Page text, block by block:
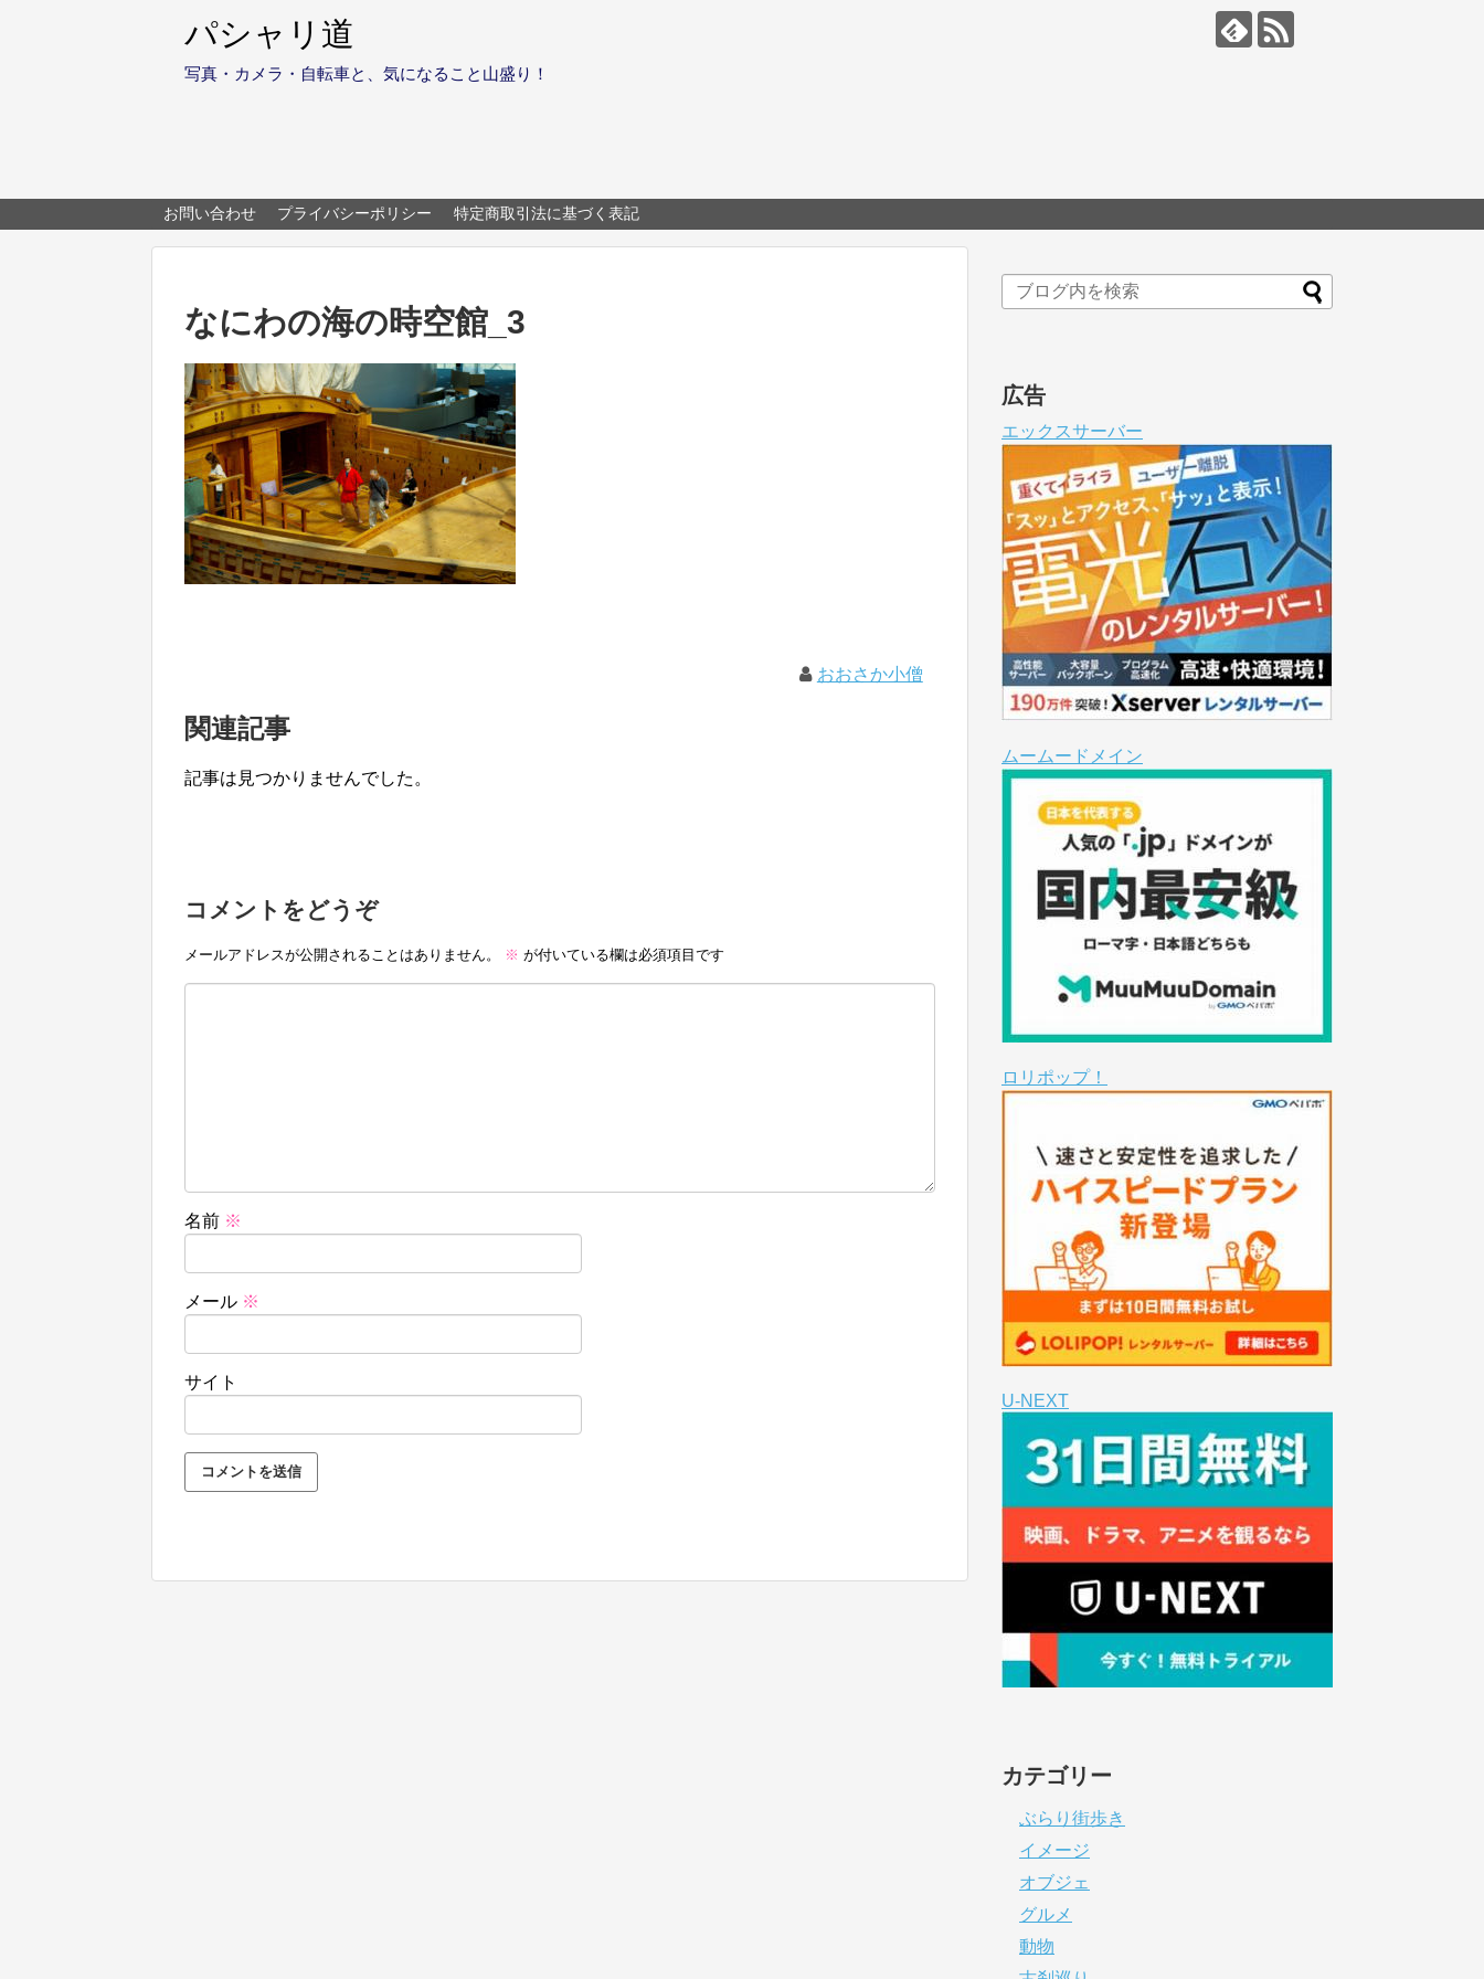
パシャリ道
写真・カメラ・自転車と、気になること山盛り！
お問い合わせ プライバシーポリシー 特定商取引法に基づく表記
なにわの海の時空館_3
おおさか小僧
関連記事
記事は見つかりませんでした。
コメントをどうぞ
メールアドレスが公開されることはありません。 ※ が付いている欄は必須項目です
名前 ※
メール ※
サイト
広告
エックスサーバー
ムームードメイン
ロリポップ！
U-NEXT
カテゴリー
ぶらり街歩き
イメージ
オブジェ
グルメ
動物